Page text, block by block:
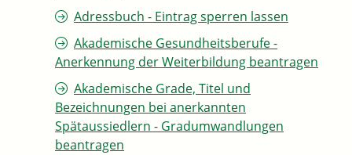
Adressbuch - Eintrag sperren lassen
Akademische Gesundheitsberufe -
Anerkennung der Weiterbildung beantragen
Akademische Grade, Titel und
Bezeichnungen bei anerkannten
Spätaussiedlern - Gradumwandlungen
beantragen